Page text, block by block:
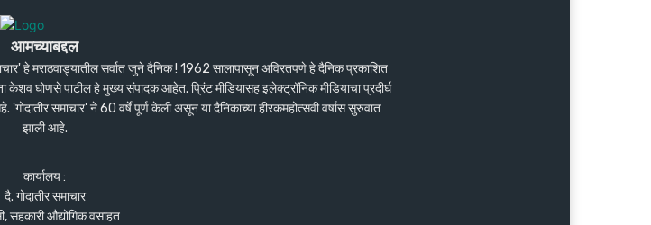
आमच्याबद्दल
हे मराठवाड्यातील सर्वात जुने दैनिक ! 1962 सालापासून अविरतपणे हे दैनिक प्रकाशित
घोणसे पाटील हे मुख्य संपादक आहेत. प्रिंट मीडियासह इलेक्ट्रॉनिक मीडियाचा प्रदीर्घ
समाचार' ने 60 वर्षे पूर्ण केली असून या दैनिकाच्या हीरकमहोत्सवी वर्षास सुरुवात
झाली आहे.
कार्यालय :
दै. गोदातीर समाचार
सहकारी औद्योगिक वसाहत